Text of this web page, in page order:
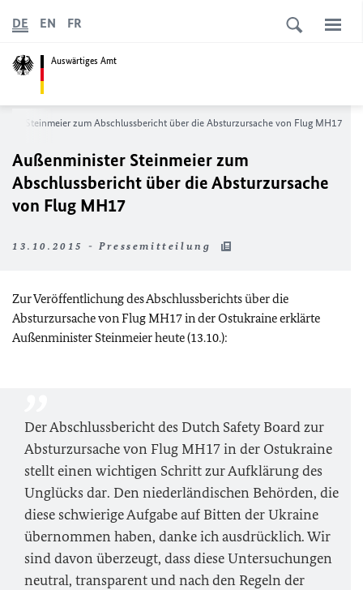
Auswärtiges Amt
DE EN FR
Steinmeier zum Abschlussbericht über die Absturzursache von Flug MH17
Außenminister Steinmeier zum
Abschlussbericht über die Absturzursache
von Flug MH17
13.10.2015 - Pressemitteilung
Zur Veröffentlichung des Abschlussberichts über die
Absturzursache von Flug MH17 in der Ostukraine erklärte
Außenminister Steinmeier heute (13.10.):
Der Abschlussbericht des Dutch Safety Board zur
Absturzursache von Flug MH17 in der Ostukraine
stellt einen wichtigen Schritt zur Aufklärung des
Unglücks dar. Den niederländischen Behörden, die
diese schwierige Aufgabe auf Bitten der Ukraine
übernommen haben, danke ich ausdrücklich. Wir
sind davon überzeugt, dass diese Untersuchungen
neutral, transparent und nach den Regeln der